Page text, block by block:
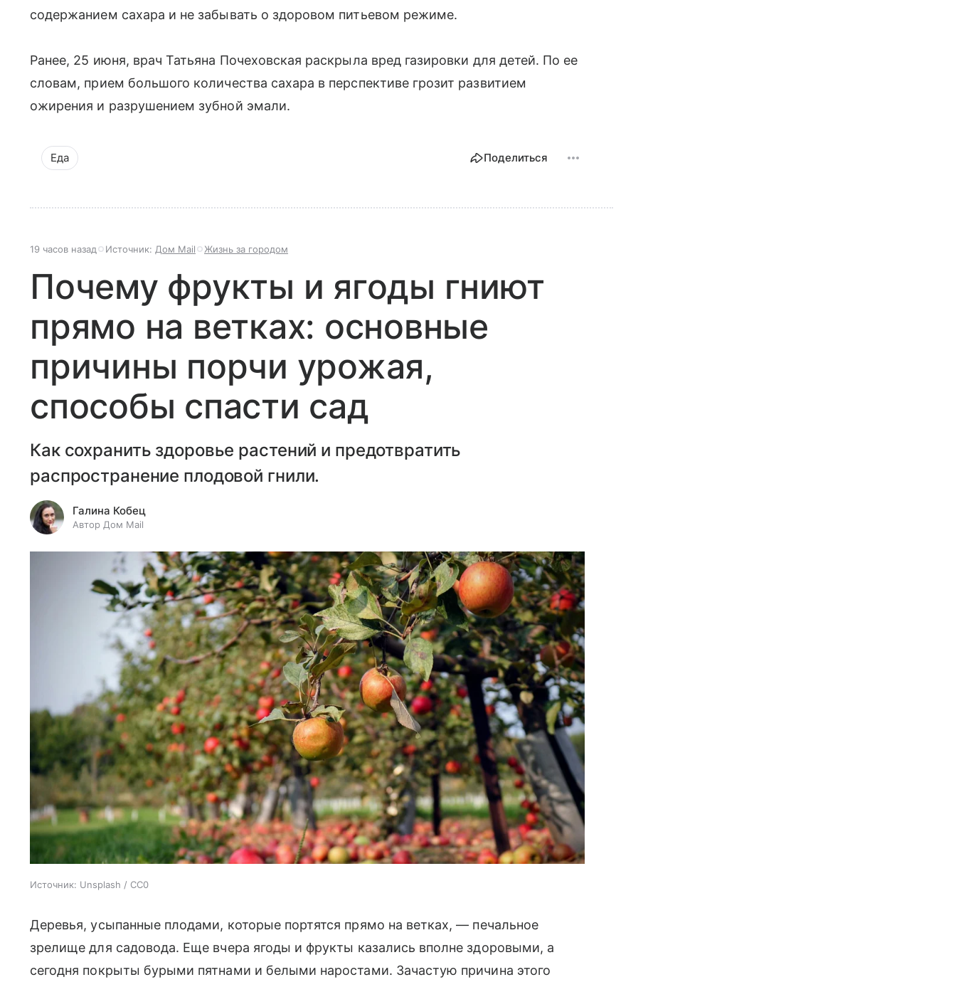
содержанием сахара и не забывать о здоровом питьевом режиме.
Ранее, 25 июня, врач Татьяна Почеховская раскрыла вред газировки для детей. По ее
словам, прием большого количества сахара в перспективе грозит развитием
ожирения и разрушением зубной эмали.
Еда Поделиться
19 часов назад Источник: Дом Mail Жизнь за городом
Почему фрукты и ягоды гниют
прямо на ветках: основные
причины порчи урожая,
способы спасти сад
Как сохранить здоровье растений и предотвратить
распространение плодовой гнили.
Галина Кобец
Автор Дом Mail
Источник: Unsplash / CC0
Деревья, усыпанные плодами, которые портятся прямо на ветках, — печальное
зрелище для садовода. Еще вчера ягоды и фрукты казались вполне здоровыми, а
сегодня покрыты бурыми пятнами и белыми наростами. Зачастую причина этого